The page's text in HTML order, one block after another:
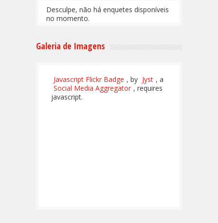
Desculpe, não há enquetes disponíveis
no momento.
Galeria de Imagens
Javascript Flickr Badge , by Jyst , a
Social Media Aggregator , requires
javascript.